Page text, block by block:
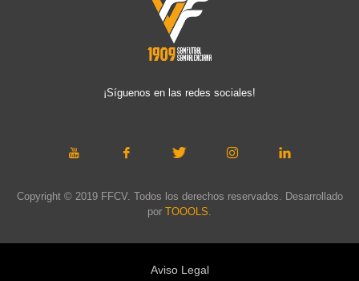
¡Síguenos en las redes sociales!
Copyright © 2019 FFCV. Todos los derechos reservados. Desarrollado
por TOOOLS
Aviso Legal